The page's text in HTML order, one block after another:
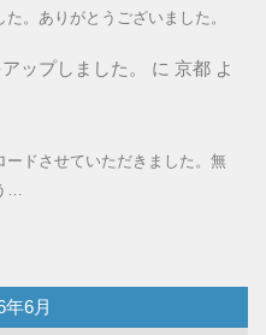
。ありがとうございました。
ップしました。 に 京都よ
ードさせていただきました。無
…
年6月